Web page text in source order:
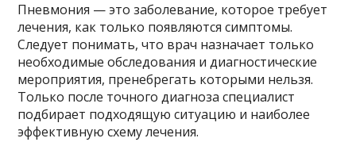
Пневмония — это заболевание, которое требует
лечения, как только появляются симптомы.
Следует понимать, что врач назначает только
необходимые обследования и диагностические
мероприятия, пренебрегать которыми нельзя.
Только после точного диагноза специалист
подбирает подходящую ситуацию и наиболее
эффективную схему лечения.